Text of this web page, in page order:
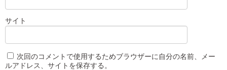
サイト
次回のコメントで使用するためブラウザーに自分の名前、メー
ルアドレス、サイトを保存する。